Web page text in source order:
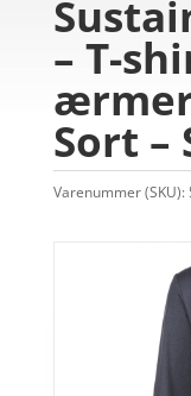
– T-
ærmer
Sort –
Varenummer (SKU):